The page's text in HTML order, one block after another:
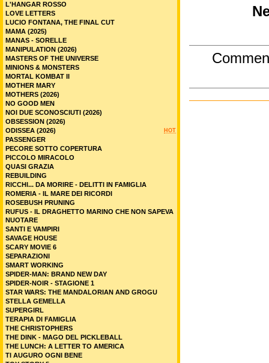
L'HANGAR ROSSO
LOVE LETTERS
LUCIO FONTANA, THE FINAL CUT
MAMA (2025)
MANAS - SORELLE
MANIPULATION (2026)
MASTERS OF THE UNIVERSE
MINIONS & MONSTERS
MORTAL KOMBAT II
MOTHER MARY
MOTHERS (2026)
NO GOOD MEN
NOI DUE SCONOSCIUTI (2026)
OBSESSION (2026)
HOT
ODISSEA (2026)
PASSENGER
PECORE SOTTO COPERTURA
PICCOLO MIRACOLO
QUASI GRAZIA
REBUILDING
RICCHI... DA MORIRE - DELITTI IN FAMIGLIA
ROMERIA - IL MARE DEI RICORDI
ROSEBUSH PRUNING
RUFUS - IL DRAGHETTO MARINO CHE NON SAPEVA
NUOTARE
SANTI E VAMPIRI
SAVAGE HOUSE
SCARY MOVIE 6
SEPARAZIONI
SMART WORKING
SPIDER-MAN: BRAND NEW DAY
SPIDER-NOIR - STAGIONE 1
STAR WARS: THE MANDALORIAN AND GROGU
STELLA GEMELLA
SUPERGIRL
TERAPIA DI FAMIGLIA
THE CHRISTOPHERS
THE DINK - MAGO DEL PICKLEBALL
THE LUNCH: A LETTER TO AMERICA
TI AUGURO OGNI BENE